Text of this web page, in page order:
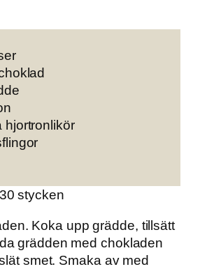
hjortronlikör
stycken
Koka upp grädde, tillsätt
grädden med chokladen
smet. Smaka av med